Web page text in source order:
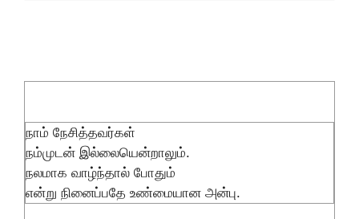
நாம் நேசித்தவர்கள்
நம்முடன் இல்லையென்றாலும்.
நலமாக வாழ்ந்தால் போதும்
என்று நினைப்பதே உண்மையான அன்பு.